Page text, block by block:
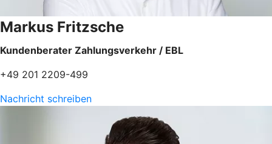
Markus Fritzsche
Kundenberater Zahlungsverkehr / EBL
+49 201 2209-499
Nachricht schreiben